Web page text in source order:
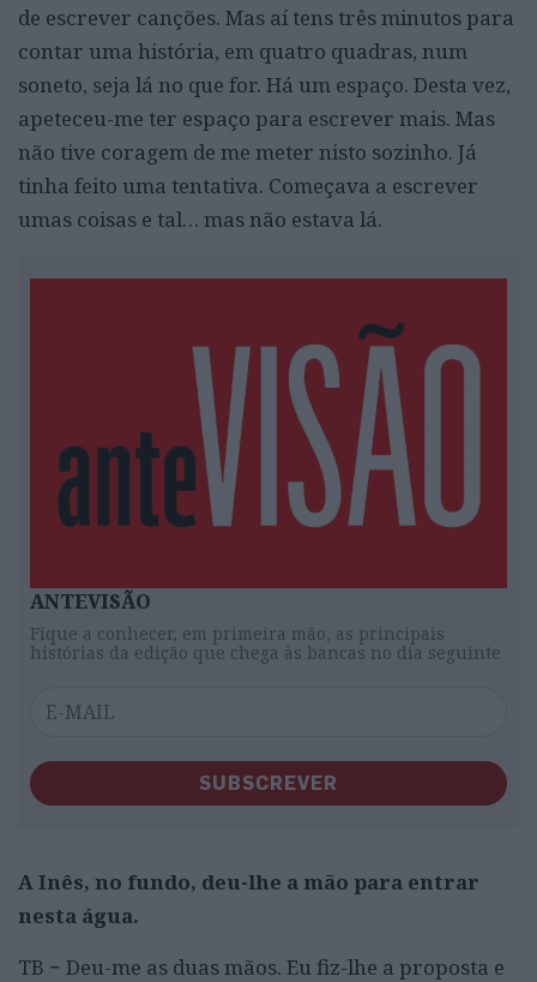
de escrever canções. Mas aí tens três minutos para
contar uma história, em quatro quadras, num
soneto, seja lá no que for. Há um espaço. Desta vez,
apeteceu-me ter espaço para escrever mais. Mas
não tive coragem de me meter nisto sozinho. Já
tinha feito uma tentativa. Começava a escrever
umas coisas e tal… mas não estava lá.
ANTEVISÃO
Fique a conhecer, em primeira mão, as principais
histórias da edição que chega às bancas no dia seguinte
SUBSCREVER
A Inês, no fundo, deu-lhe a mão para entrar
nesta água.
TB − Deu-me as duas mãos. Eu fiz-lhe a proposta e